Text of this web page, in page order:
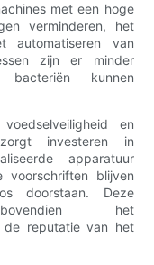
met een hoge
verminderen, het
automatiseren van
zijn er minder
bacteriën kunnen
en
investeren in
apparatuur
blijven
doorstaan. Deze
het
de reputatie van het